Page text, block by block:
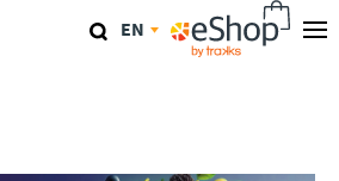
EN